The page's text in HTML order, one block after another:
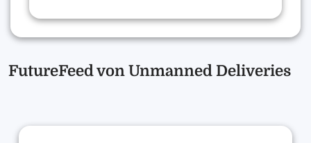
FutureFeed von Unmanned Deliveries